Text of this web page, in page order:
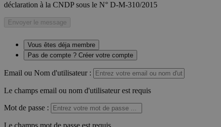
déclaration à la CNDP sous le N° D-M-310/2015
Envoyer le message
Vous êtes déja membre
Pas de compte ? Créer votre compte
Email ou Nom d'utilisateur :
Le champs email ou nom d'utilisateur est requis
Mot de passe :
Le champs mot de passe est requis